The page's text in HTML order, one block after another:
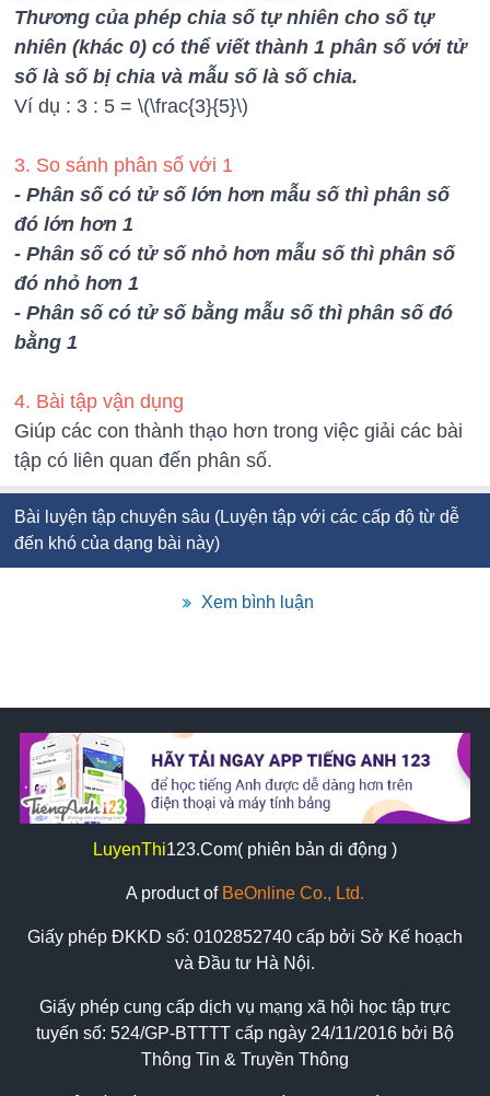
Thương của phép chia số tự nhiên cho số tự
nhiên (khác 0) có thể viết thành 1 phân số với tử
số là số bị chia và mẫu số là số chia.
Ví dụ : 3 : 5 =\(\frac{3}{5}\)
3. So sánh phân số với 1
- Phân số có tử số lớn hơn mẫu số thì phân số
đó lớn hơn 1
- Phân số có tử số nhỏ hơn mẫu số thì phân số
đó nhỏ hơn 1
- Phân số có tử số bằng mẫu số thì phân số đó
bằng 1
4. Bài tập vận dụng
Giúp các con thành thạo hơn trong việc giải các bài
tập có liên quan đến phân số.
Bài luyện tập chuyên sâu (Luyện tập với các cấp độ từ dễ
đến khó của dạng bài này)
Xem bình luận
LuyenThi123.Com( phiên bản di động )
A product of BeOnline Co., Ltd.
Giấy phép ĐKKD số: 0102852740 cấp bởi Sở Kế hoạch
và Đầu tư Hà Nội.
Giấy phép cung cấp dịch vụ mạng xã hội học tập trực
tuyến số: 524/GP-BTTTT cấp ngày 24/11/2016 bởi Bộ
Thông Tin & Truyền Thông